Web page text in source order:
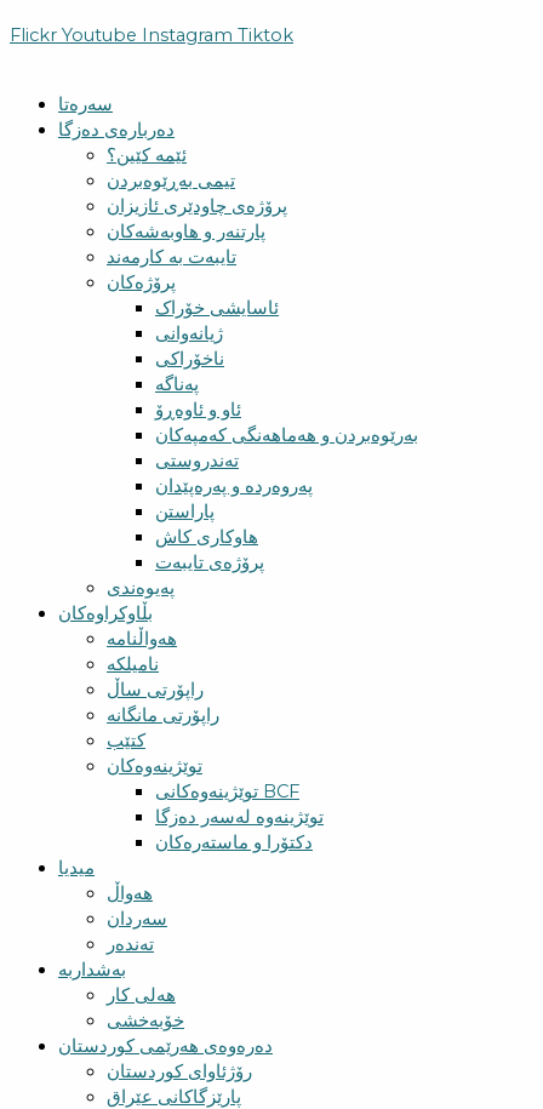
Flickr Youtube Instagram Tiktok
سەرەتا
دەربارەی دەزگا
ئێمە کێین؟
تیمی بەڕێوەبردن
پرۆژەی چاودێری ئازیزان
پارتنەر و هاوبەشەکان
تایبەت بە کارمەند
پرۆژەکان
ئاسایشی خۆراک
ژیانەوانی
ناخۆراکی
پەناگە
ئاو و ئاوەڕۆ
بەرێوەبردن و هەماهەنگی کەمپەکان
تەندروستی
پەروەردە و پەرەپێدان
پاراستن
هاوکاری کاش
پرۆژەی تایبەت
پەیوەندی
بڵاوکراوەکان
هەواڵنامە
نامیلکە
راپۆرتی ساڵ
راپۆرتی مانگانە
کتێب
توێژینەوەکان
توێژینەوەکانی BCF​
توێژینەوە لەسەر دەزگا
دکتۆرا و ماستەرەکان
میدیا
‌‌هەواڵ
سه‌ردان
تەندەر
بەشداربە
هەلی کار
خۆبەخشی
دەرەوەی هەرێمی کوردستان
رۆژئاوای کوردستان
پارێزگاکانی عێراق